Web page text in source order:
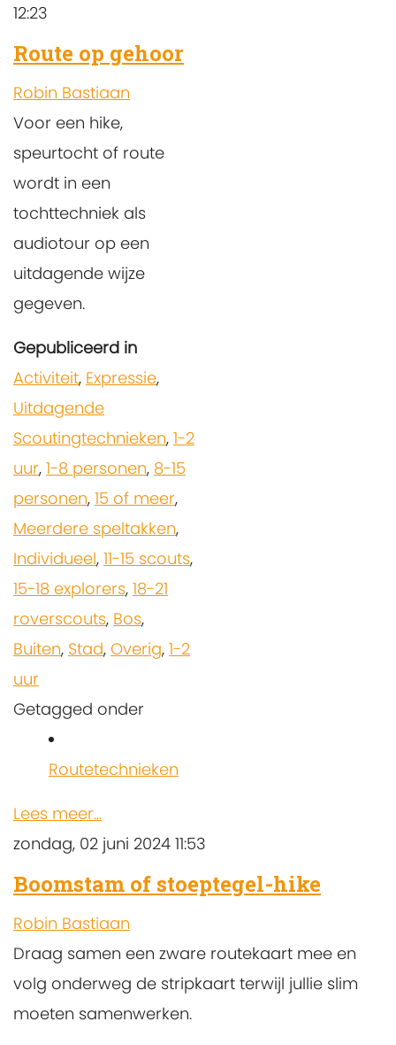
12:23
Route op gehoor
Robin Bastiaan
Voor een hike,
speurtocht of route
wordt in een
tochttechniek als
audiotour op een
uitdagende wijze
gegeven.
Gepubliceerd in
Activiteit, Expressie,
Uitdagende
Scoutingtechnieken, 1-2
uur, 1-8 personen, 8-15
personen, 15 of meer,
Meerdere speltakken,
Individueel, 11-15 scouts,
15-18 explorers, 18-21
roverscouts, Bos,
Buiten, Stad, Overig, 1-2
uur
Getagged onder
Routetechnieken
Lees meer...
zondag, 02 juni 2024 11:53
Boomstam of stoeptegel-hike
Robin Bastiaan
Draag samen een zware routekaart mee en
volg onderweg de stripkaart terwijl jullie slim
moeten samenwerken.